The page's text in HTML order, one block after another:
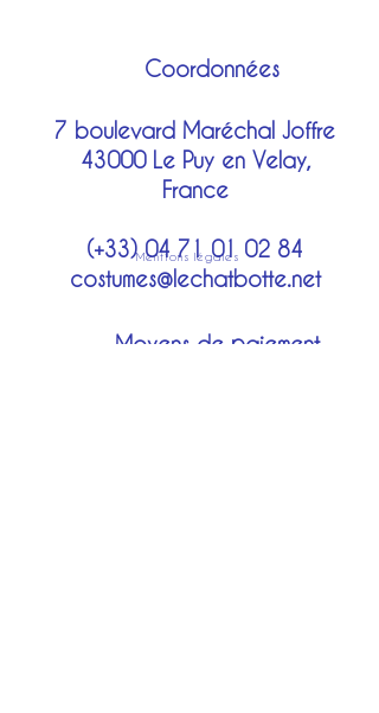
Mentions légales
Coordonnées
7 boulevard Maréchal Joffre
43000 Le Puy en Velay,
France
(+33)04 71 01 02 84
costumes@lechatbotte.net
Moyens de paiement